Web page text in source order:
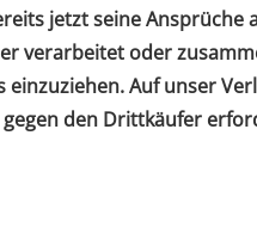
jetzt seine Ansprüche
verarbeitet oder
Auf unser
den Drittkäufer